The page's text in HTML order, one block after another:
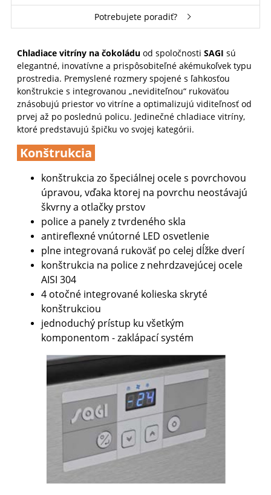
Potrebujete poradiť?
Chladiace vitríny na čokoláduod spoločnosti SAGI sú
elegantné, inovatívne a prispôsobiteľné akémukoľvek typu
prostredia. Premyslené rozmery spojené s ľahkosťou
konštrukcie s integrovanou „neviditeľnou“ rukoväťou
znásobujú priestor vo vitríne a optimalizujú viditeľnosť od
prvej až po poslednú policu. Jedinečné chladiace vitríny,
ktoré predstavujú špičku vo svojej kategórii.
Konštrukcia
konštrukcia zo špeciálnej ocele s povrchovou
úpravou, vďaka ktorej na povrchu neostávajú
škvrny a otlačky prstov
police a panely z tvrdeného skla
antireflexné vnútorné LED osvetlenie
plne integrovaná rukoväť po celej dĺžke dverí
konštrukcia na police z nehrdzavejúcej ocele
AISI 304
4 otočné integrované kolieska skryté
konštrukciou
jednoduchý prístup ku všetkým
komponentom - zaklápací systém